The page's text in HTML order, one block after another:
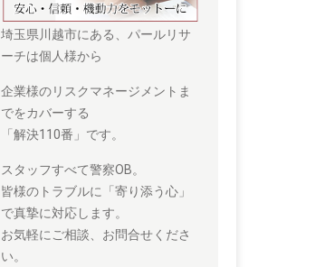
埼玉県川越市にある、パールリサ
ーチは個人様から
企業様のリスクマネージメントま
でをカバーする
「解決110番」です。
スタッフすべて警察OB。
皆様のトラブルに「寄り添う心」
で真摯に対応します。
お気軽にご相談、お問合せくださ
い。